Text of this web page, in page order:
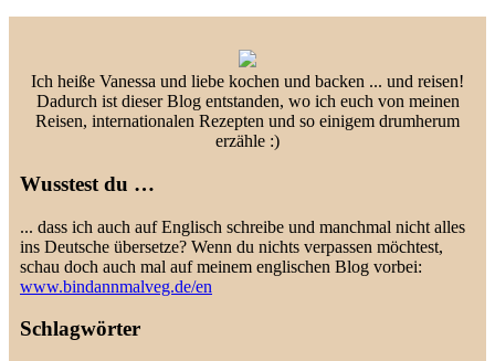
Ich heiße Vanessa und liebe kochen und backen ... und reisen!
Dadurch ist dieser Blog entstanden, wo ich euch von meinen
Reisen, internationalen Rezepten und so einigem drumherum
erzähle :)
Wusstest du …
... dass ich auch auf Englisch schreibe und manchmal nicht alles
ins Deutsche übersetze? Wenn du nichts verpassen möchtest,
schau doch auch mal auf meinem englischen Blog vorbei:
www.bindannmalveg.de/en
Schlagwörter